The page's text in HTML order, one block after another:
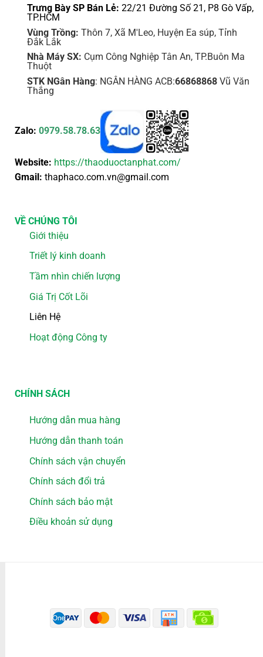
Trưng Bày SP Bán Lẻ: 22/21 Đường Số 21, P8 Gò Vấp,
TP.HCM
Vùng Trồng: Thôn 7, Xã M'Leo, Huyện Ea súp, Tỉnh
Đắk Lắk
Nhà Máy SX: Cụm Công Nghiệp Tân An, TP.Buôn Ma
Thuột
STK NGân Hàng: NGÂN HÀNG ACB:66868868Vũ Văn
Thắng
Zalo: 0979.58.78.63
Website: https://thaoduoctanphat.com/
Gmail: thaphaco.com.vn@gmail.com
VỀ CHÚNG TÔI
Giới thiệu
Triết lý kinh doanh
Tầm nhìn chiến lượng
Giá Trị Cốt Lõi
Liên Hệ
Hoạt động Công ty
CHÍNH SÁCH
Hướng dẫn mua hàng
Hướng dẫn thanh toán
Chính sách vận chuyển
Chính sách đổi trả
Chính sách bảo mật
Điều khoản sử dụng